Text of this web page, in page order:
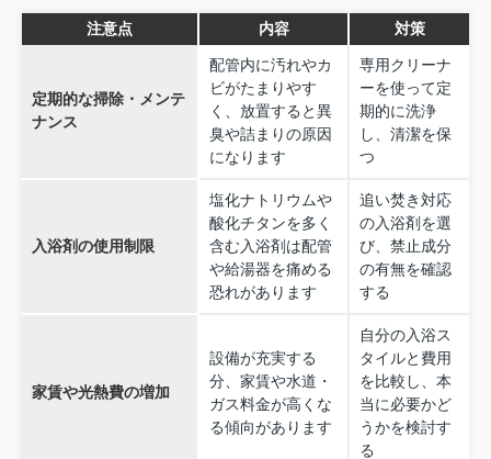
注意点 内容 対策
定期的な掃除・メンテ
ナンス
配管内に汚れやカ
ビがたまりやす
く、放置すると異
臭や詰まりの原因
になります
専用クリーナ
ーを使って定
期的に洗浄
し、清潔を保
つ
入浴剤の使用制限
塩化ナトリウムや
酸化チタンを多く
含む入浴剤は配管
や給湯器を痛める
恐れがあります
追い焚き対応
の入浴剤を選
び、禁止成分
の有無を確認
する
家賃や光熱費の増加
設備が充実する
分、家賃や水道・
ガス料金が高くな
る傾向があります
自分の入浴ス
タイルと費用
を比較し、本
当に必要かど
うかを検討す
る